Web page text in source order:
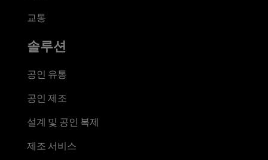
교통
솔루션
공인 유통
공인 제조
설계 및 공인 복제
제조 서비스